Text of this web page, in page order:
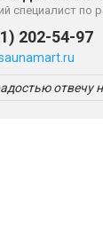
специалист по
202-54-97
отвечу